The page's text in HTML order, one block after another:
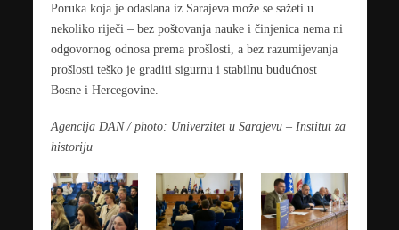
Poruka koja je odaslana iz Sarajeva može se sažeti u
nekoliko riječi – bez poštovanja nauke i činjenica nema ni
odgovornog odnosa prema prošlosti, a bez razumijevanja
prošlosti teško je graditi sigurnu i stabilnu budućnost
Bosne i Hercegovine.
Agencija DAN / photo: Univerzitet u Sarajevu – Institut za
historiju